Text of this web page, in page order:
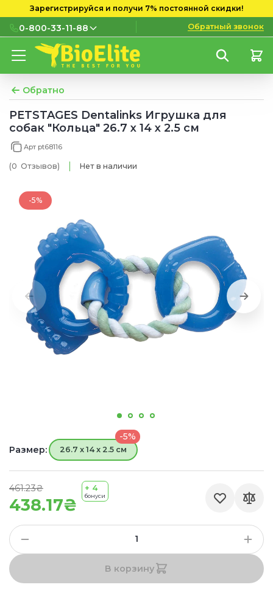
Зарегистрируйся и получи 7% постоянной скидки!
0-800-33-11-88
0-800-33-11-88
мобильных номеров
(097) 133 11 88
(095) 133 11 88
Обратный звонок
Обратно
PETSTAGES Dentalinks Игрушка для
собак "Кольца" 26.7 x 14 x 2.5 см
Арт pt68116
(0 Отзывов) Нет в наличии
-5%
438.17₴
461.23₴ + 4
бонуси
Размер:
-5%
26.7 x 14 x 2.5 см
В корзину